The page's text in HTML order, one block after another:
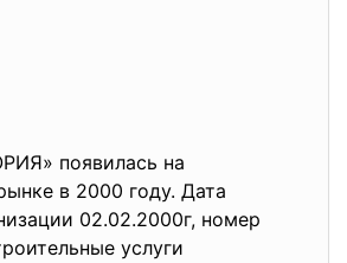
появилась на
в 2000 году. Дата
02.02.2000г, номер
услуги